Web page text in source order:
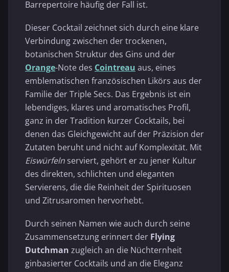
Barrepertoire häufig der Fall ist.
Dieser Cocktail zeichnet sich durch eine klare
Verbindung zwischen der trockenen,
botanischen Struktur des Gins und der
Orange-Note des Cointreau aus, eines
emblematischen französischen Likörs aus der
Familie der Triple Secs. Das Ergebnis ist ein
lebendiges, klares und aromatisches Profil,
ganz in der Tradition kurzer Cocktails, bei
denen das Gleichgewicht auf der Präzision der
Zutaten beruht und nicht auf Komplexität. Mit
Eiswürfeln serviert, gehört er zu jener Kultur
des direkten, schlichten und eleganten
Servierens, die die Reinheit der Spirituosen
und Zitrusaromen hervorhebt.
Durch seinen Namen wie auch durch seine
Zusammensetzung erinnert der Flying
Dutchman zugleich an die Nüchternheit
ginbasierter Cocktails und an die Eleganz